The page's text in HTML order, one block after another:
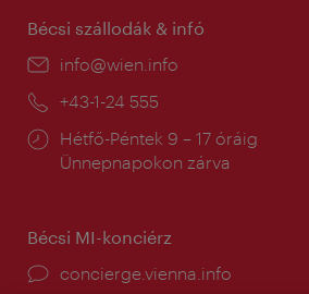
Bécsi szállodák & infó
E-
info@wien.info
Telefon:
+43-1-24 555
Nyitva
tartás:
Hétfő-Péntek 9 – 17 óráig
Ünnepnapokon zárva
Bécsi MI-konciérz
concierge.vienna.info